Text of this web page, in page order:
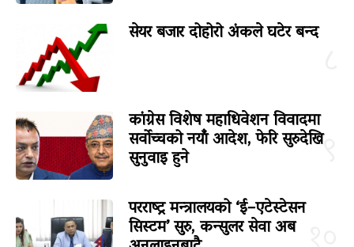
सेयर बजार दोहोरो अंकले घटेर बन्द
९
कांग्रेस विशेष महाधिवेशन विवादमा
सर्वोच्चको नयाँ आदेश, फेरि सुरुदेखि
सुनुवाइ हुने
परराष्ट्र मन्त्रालयको ‘ई–एटेस्टेसन
सिस्टम’ सुरु, कन्सुलर सेवा अब